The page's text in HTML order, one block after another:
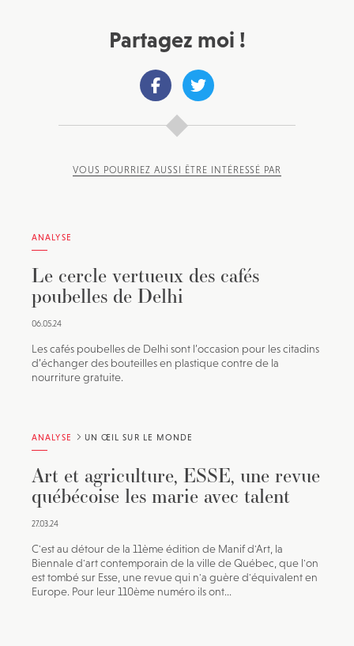
Partagez moi !
VOUS POURRIEZ AUSSI ÊTRE INTÉRESSÉ PAR
ANALYSE
Le cercle vertueux des cafés
poubelles de Delhi
06.05.24
Les cafés poubelles de Delhi sont l’occasion pour les citadins
d’échanger des bouteilles en plastique contre de la
nourriture gratuite.
ANALYSE UN ŒIL SUR LE MONDE
Art et agriculture, ESSE, une revue
québécoise les marie avec talent
27.03.24
C'est au détour de la 11ème édition de Manif d'Art, la
Biennale d'art contemporain de la ville de Québec, que l'on
est tombé sur Esse, une revue qui n'a guère d'équivalent en
Europe. Pour leur 110ème numéro ils ont...